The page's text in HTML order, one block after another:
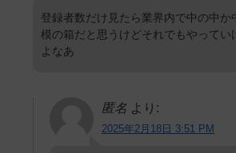
登録者数だけ見たら業界内で中の中か
模の箱だと思うけどそれでもやってい
よなあ
匿名 より:
2025年2月18日 3:51 PM